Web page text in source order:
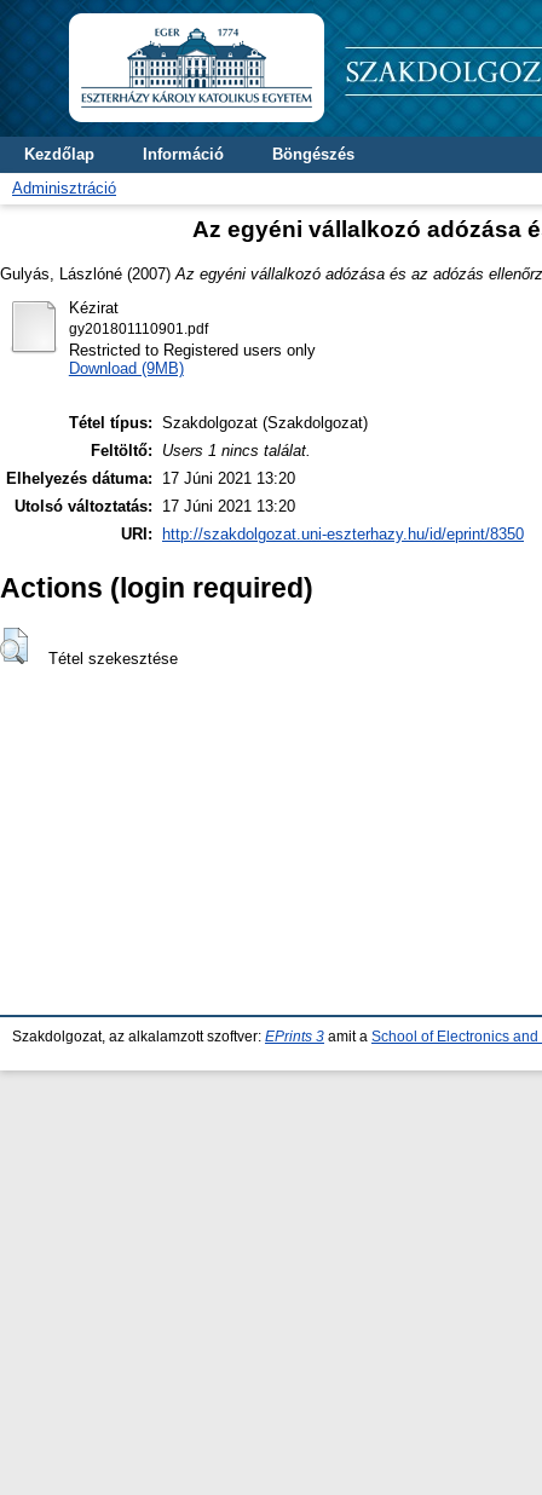
Kezdőlap Információ
Böngészés
Adminisztráció
Az egyéni vállalkozó adózása
Gulyás, Lászlóné (2007) Az egyéni vállalkozó adózása és az adózás
Kézirat
gy201801110901.pdf
Restricted to Registered users only
Download (9MB)
Tétel típus: Szakdolgozat (Szakdolgozat)
Feltöltő:
Users 1 nincs találat.
Elhelyezés dátuma:
17 Júni 2021 13:20
Utolsó változtatás:
17 Júni 2021 13:20
URI:
http://szakdolgozat.uni-eszterhazy.hu/id/eprint/8350
Actions (login required)
Tétel szekesztése
Szakdolgozat, az alkalamzott szoftver: EPrints 3 amit a School of Electronics